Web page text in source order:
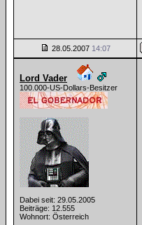
28.05.2007 14:07
Lord Vader
100.000-US-Dollars-Besitzer
Dabei seit: 29.05.2005
Beiträge: 12.555
Wohnort: Österreich